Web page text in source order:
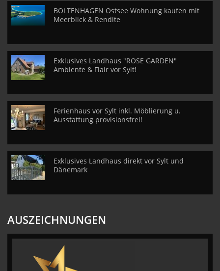
BOLTENHAGEN Ostsee Wohnung kaufen mit
Meerblick & Rendite
Exklusives Landhaus "ROSE GARDEN"
Ambiente & Flair vor Sylt!
Ferienhaus vor Sylt inkl. Möblierung u.
Ausstattung provisionsfrei!
Exklusives Landhaus direkt vor Sylt und
Dänemark
AUSZEICHNUNGEN